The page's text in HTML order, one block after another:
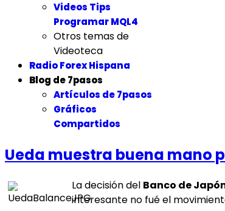
Videos Tips
Programar MQL4
Otros temas de
Videoteca
Radio Forex Hispana
Blog de 7pasos
Artículos de 7pasos
Gráficos
Compartidos
Ueda muestra buena mano
La decisión del Banco de
interesante no fué el